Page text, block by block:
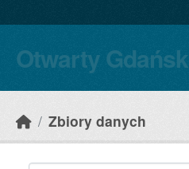
Otwarty Gdańsk
Zbiory danych